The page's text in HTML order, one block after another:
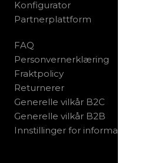
Konfigurator
Partnerplattform
FAQ
Personvernerklæring
Fraktpolicy
Returnerer
Generelle vilkår B2C
Generelle vilkår B2B
Innstillinger for informasjonskapsler